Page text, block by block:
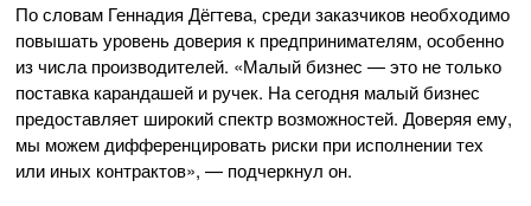
По словам Геннадия Дёгтева, среди заказчиков необходимо
повышать уровень доверия к предпринимателям, особенно
из числа производителей. «Малый бизнес — это не только
поставка карандашей и ручек. На сегодня малый бизнес
предоставляет широкий спектр возможностей. Доверяя ему,
мы можем дифференцировать риски при исполнении тех
или иных контрактов», — подчеркнул он.